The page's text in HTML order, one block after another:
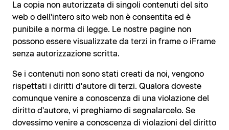
La copia non autorizzata di singoli contenuti del sito
web o dell'intero sito web non è consentita ed è
punibile a norma di legge. Le nostre pagine non
possono essere visualizzate da terzi in frame o iFrame
senza autorizzazione scritta.
Se i contenuti non sono stati creati da noi, vengono
rispettati i diritti d'autore di terzi. Qualora doveste
comunque venire a conoscenza di una violazione del
diritto d'autore, vi preghiamo di segnalarcelo. Se
dovessimo venire a conoscenza di violazioni del diritto